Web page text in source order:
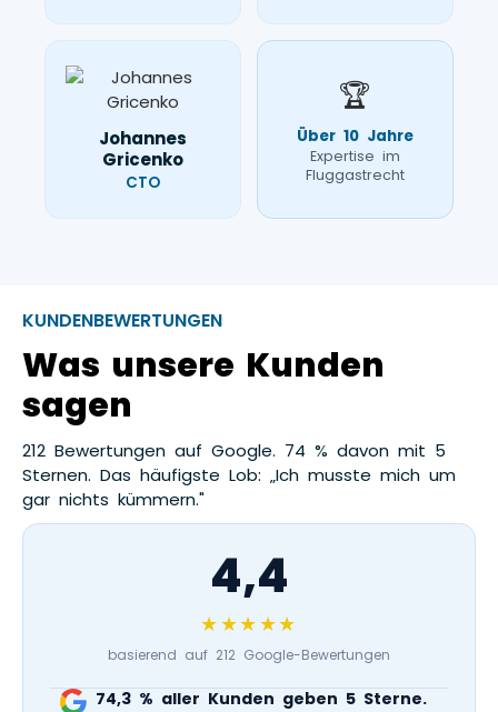
Johannes
Gricenko
CTO
🏆
Über 10 Jahre
Expertise im
Fluggastrecht
KUNDENBEWERTUNGEN
Was unsere Kunden
sagen
212 Bewertungen auf Google. 74 % davon mit 5
Sternen. Das häufigste Lob: „Ich musste mich um
gar nichts kümmern."
4,4
★★★★★
basierend auf 212 Google-Bewertungen
74,3 % aller Kunden geben 5 Sterne.